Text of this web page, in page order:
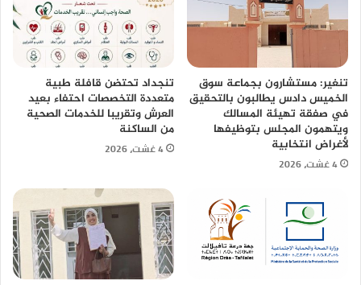
تنغير: مستشارون بجماعة سوق
الخميس دادس يطالبون بالتحقيق
في صفقة تهيئة المسالك
ويتهمون المجلس بتوظيفها
لأغراض انتخابية
4 غشت، 2026
تنجداد تحتضن قافلة طبية
متعددة التخصصات احتفاء بعيد
العرش وتقريبا للخدمات الصحية
من الساكنة
4 غشت، 2026